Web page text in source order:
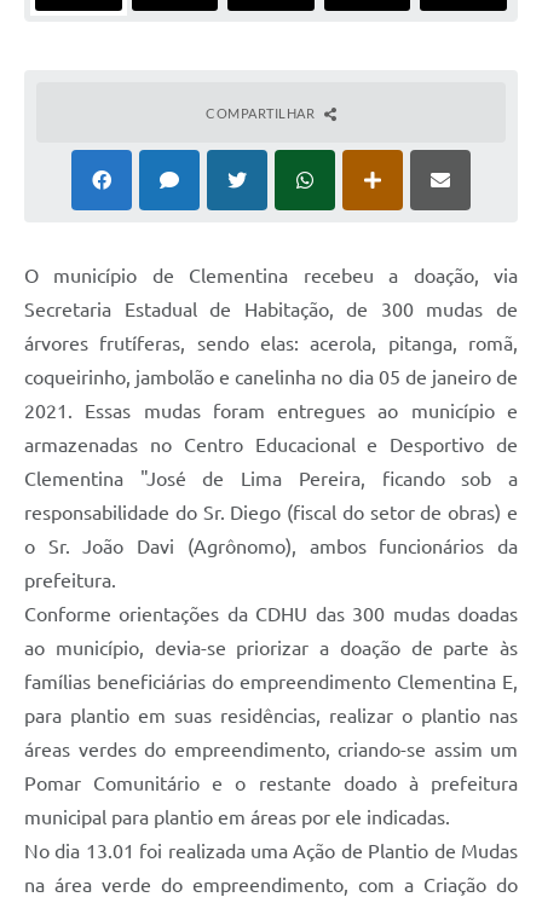
COMPARTILHAR
O município de Clementina recebeu a doação, via
Secretaria Estadual de Habitação, de 300 mudas de
árvores frutíferas, sendo elas: acerola, pitanga, romã,
coqueirinho, jambolão e canelinha no dia 05 de janeiro de
2021. Essas mudas foram entregues ao município e
armazenadas no Centro Educacional e Desportivo de
Clementina "José de Lima Pereira, ficando sob a
responsabilidade do Sr. Diego (fiscal do setor de obras) e
o Sr. João Davi (Agrônomo), ambos funcionários da
prefeitura.
Conforme orientações da CDHU das 300 mudas doadas
ao município, devia-se priorizar a doação de parte às
famílias beneficiárias do empreendimento Clementina E,
para plantio em suas residências, realizar o plantio nas
áreas verdes do empreendimento, criando-se assim um
Pomar Comunitário e o restante doado à prefeitura
municipal para plantio em áreas por ele indicadas.
No dia 13.01 foi realizada uma Ação de Plantio de Mudas
na área verde do empreendimento, com a Criação do